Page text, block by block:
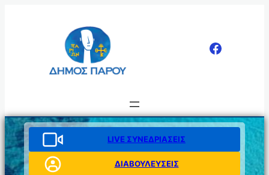
LIVE ΣΥΝΕΔΡΙΑΣΕΙΣ
ΔΙΑΒΟΥΛΕΥΣΕΙΣ